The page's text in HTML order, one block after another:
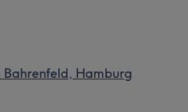
Bahrenfeld, Hamburg